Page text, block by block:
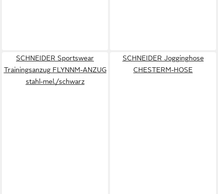
SCHNEIDER Sportswear
Trainingsanzug FLYNNM-ANZUG
stahl-mel./schwarz
SCHNEIDER Jogginghose
CHESTERM-HOSE